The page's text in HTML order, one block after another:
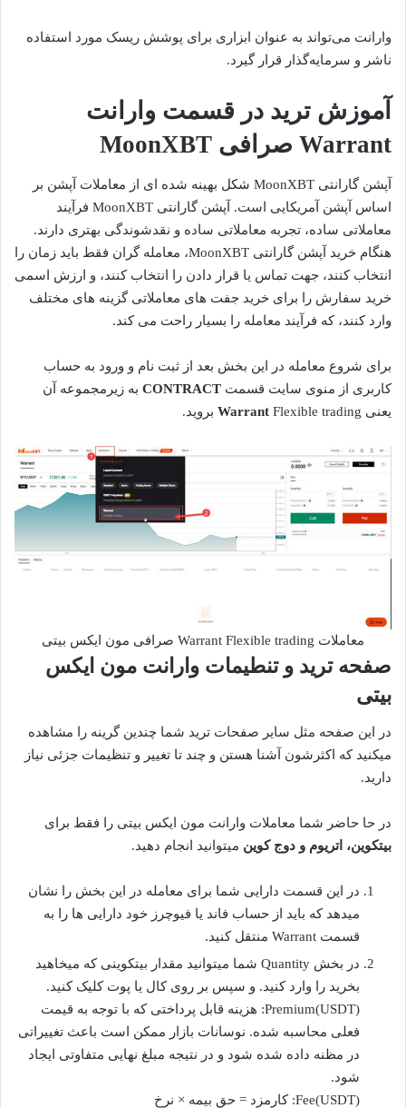
وارانت می‌تواند به عنوان ابزاری برای پوشش ریسک مورد استفاده‌
ناشر و سرمایه‌گذار قرار گیرد.
آموزش ترید در قسمت وارانت
Warrant صرافی MoonXBT
آپشن گارانتی MoonXBT شکل بهینه شده ای از معاملات آپشن بر
اساس آپشن آمریکایی است. آپشن گارانتی MoonXBT فرآیند
معاملاتی ساده، تجربه معاملاتی ساده و نقدشوندگی بهتری دارند.
هنگام خرید آپشن گارانتی MoonXBT، معامله گران فقط باید زمان را
انتخاب کنند، جهت تماس یا قرار دادن را انتخاب کنند، و ارزش اسمی
خرید سفارش را برای خرید جفت های معاملاتی گزینه های مختلف
وارد کنند، که فرآیند معامله را بسیار راحت می کند.
برای شروع معامله در این بخش بعد از ثبت نام و ورود به حساب
کاربری از منوی سایت قسمت CONTRACT به زیرمجموعه آن
یعنی
Warrant Flexible trading بروید.
معاملات Warrant Flexible trading صرافی مون ایکس بیتی
صفحه ترید و تنطیمات وارانت مون ایکس
بیتی
در این صفحه مثل سایر صفحات ترید شما چندین گرینه را مشاهده
میکنید که اکثرشون آشنا هستن و چند تا تغییر و تنظیمات جزئی نیاز
دارید.
در حا حاضر شما معاملات وارانت مون ایکس بیتی را فقط برای
بیتکوین، اتریوم و دوج کوین میتوانید انجام دهید.
در این قسمت دارایی شما برای معامله در این بخش را نشان
میدهد که باید از حساب فاند یا فیوچرز خود دارایی ها را به
قسمت Warrant منتقل کنید.
در بخش Quantity شما میتوانید مقدار بیتکوینی که میخاهید
بخرید را وارد کنید. و سپس بر روی کال یا پوت کلیک کنید.
Premium(USDT): هزینه قابل پرداختی که با توجه به قیمت
فعلی محاسبه شده. نوسانات بازار ممکن است باعث تغییراتی
در مظنه داده شده شود و در نتیجه مبلغ نهایی متفاوتی ایجاد
شود.
Fee(USDT): کارمزد = حق بیمه × نرخ